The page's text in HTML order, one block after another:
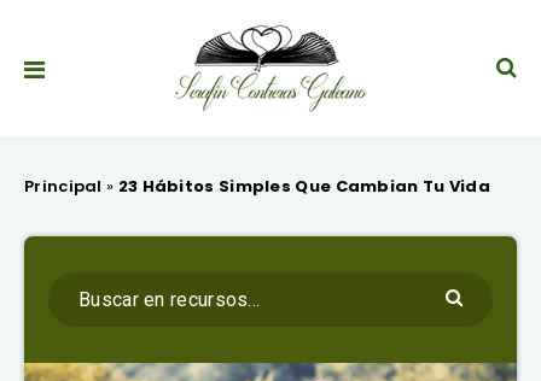
Principal » 23 Hábitos Simples Que Cambian Tu Vida